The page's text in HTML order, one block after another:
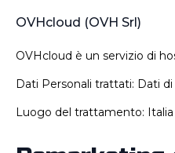
OVHcloud (OVH Srl)
OVHcloud è un servizio di
Dati Personali trattati: Dati di
Luogo del trattamento: Italia